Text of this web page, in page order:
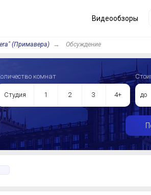
Видеообзоры
(Примавера) Обсуждение
комнат
Студия 1 2 3 4+ до